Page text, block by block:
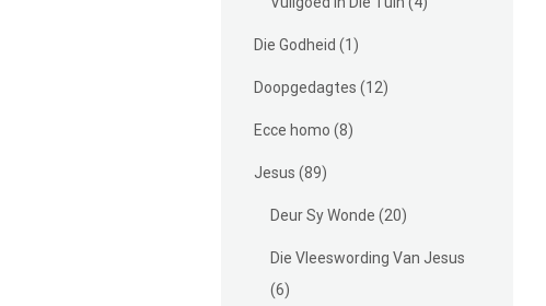
Die Godheid (1)
Doopgedagtes (12)
Ecce homo (8)
Jesus (89)
Deur Sy Wonde (20)
Die Vleeswording Van Jesus
(6)